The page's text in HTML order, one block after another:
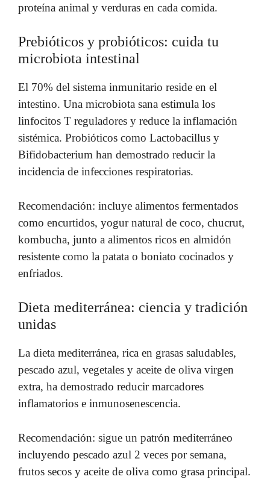
proteína animal y verduras en cada comida.
Prebióticos y probióticos: cuida tu
microbiota intestinal
El 70% del sistema inmunitario reside en el
intestino. Una microbiota sana estimula los
linfocitos T reguladores y reduce la inflamación
sistémica. Probióticos como Lactobacillus y
Bifidobacterium han demostrado reducir la
incidencia de infecciones respiratorias.
Recomendación: incluye alimentos fermentados
como encurtidos, yogur natural de coco, chucrut,
kombucha, junto a alimentos ricos en almidón
resistente como la patata o boniato cocinados y
enfriados.
Dieta mediterránea: ciencia y tradición
unidas
La dieta mediterránea, rica en grasas saludables,
pescado azul, vegetales y aceite de oliva virgen
extra, ha demostrado reducir marcadores
inflamatorios e inmunosenescencia.
Recomendación: sigue un patrón mediterráneo
incluyendo pescado azul 2 veces por semana,
frutos secos y aceite de oliva como grasa principal.